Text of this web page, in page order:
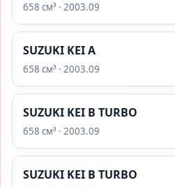
658 см³ · 2003.09
SUZUKI KEI A
658 см³ · 2003.09
SUZUKI KEI B TURBO
658 см³ · 2003.09
SUZUKI KEI B TURBO